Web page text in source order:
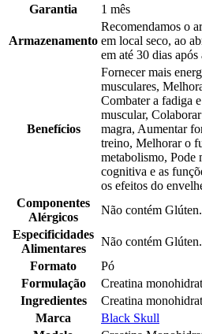
Garantia
1 mês
Armazenamento
Recomendamos o
em local seco, ao
em até 30 dias
Benefícios
Fornecer mais
musculares,
Combater a fadiga
muscular,
magra, Aumentar
treino, Melhorar o
metabolismo, Pode
cognitiva e as
os efeitos do
Componentes
Alérgicos
Não contém
Especificidades
Alimentares
Não contém
Formato
Pó
Formulação
Creatina
Ingredientes
Creatina
Marca
Black Skull